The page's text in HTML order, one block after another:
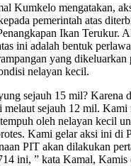
Kumkelo mengatakan,
pemerintah atas
Ikan Terukur.
ini adalah bentuk
yang dikeluarkan
nelayan kecil.
sejauh 15 mil? Karena
melaut sejauh 12 mil. Kami
oleh nelayan kecil
Kami gelar aksi ini di
PIT akan dilakukan
ini, ” kata Kamal, Kamis